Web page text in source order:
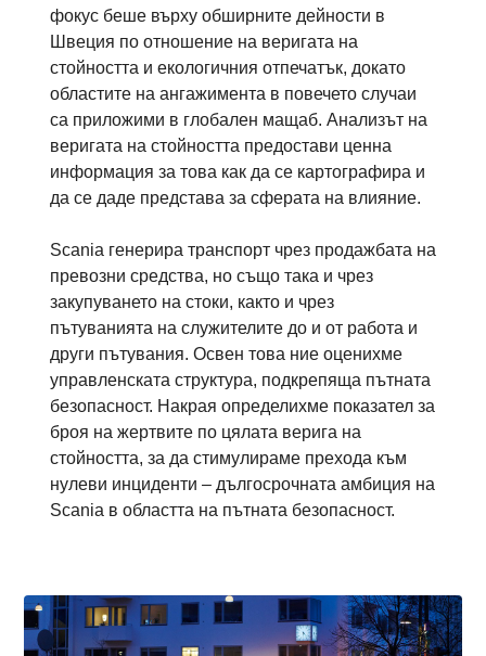
фокус беше върху обширните дейности в
Швеция по отношение на веригата на
стойността и екологичния отпечатък, докато
областите на ангажимента в повечето случаи
са приложими в глобален мащаб. Анализът на
веригата на стойността предостави ценна
информация за това как да се картографира и
да се даде представа за сферата на влияние.
Scania генерира транспорт чрез продажбата на
превозни средства, но също така и чрез
закупуването на стоки, както и чрез
пътуванията на служителите до и от работа и
други пътувания. Освен това ние оценихме
управленската структура, подкрепяща пътната
безопасност. Накрая определихме показател за
броя на жертвите по цялата верига на
стойността, за да стимулираме прехода към
нулеви инциденти – дългосрочната амбиция на
Scania в областта на пътната безопасност.